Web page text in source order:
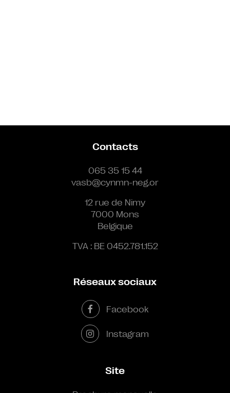
Contacts
065 35 15 44
vasb@cynmn-neg.or
12 rue de Nimy
7000 Mons
Belgique
TVA : BE 0452.781.152
Réseaux sociaux
Facebook
Instagram
Site